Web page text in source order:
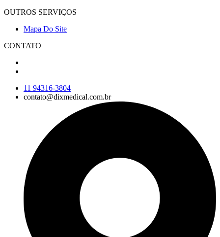
OUTROS SERVIÇOS
Mapa Do Site
CONTATO
11 94316-3804
contato@dixmedical.com.br